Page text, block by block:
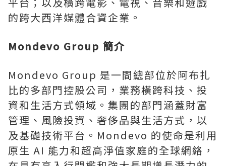
的跨大西洋媒體合資企業。
Mondevo Group 簡介
Mondevo Group 是一間總部位於阿布扎
比的多部門控股公司，業務橫跨科技、投
資和生活方式領域。集團的部門涵蓋財富
管理、風險投資、奢侈品與生活方式，以
及基礎技術平台。Mondevo 的使命是利用
原生 AI 能力和超高淨值家庭的全球網絡，